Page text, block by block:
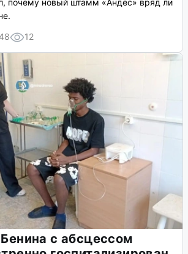
почему новый штамм «Андес» вряд ли
12
с абсцессом